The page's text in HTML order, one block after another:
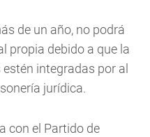
de un año, no podrá
propia debido a que la
integradas por al
jurídica.
con el Partido de